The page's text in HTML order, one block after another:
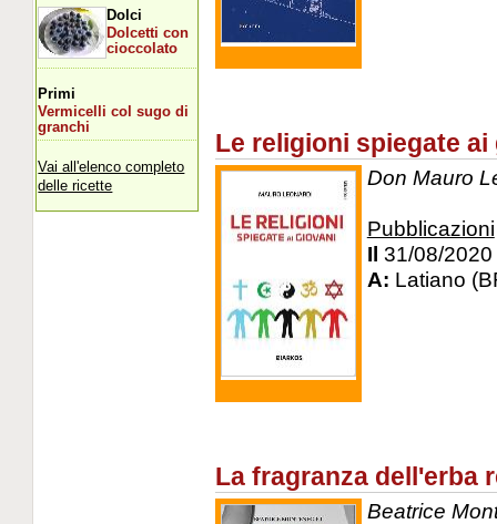
Le religioni spiegate ai
Don Mauro
Pubblicazioni
Il 31/08/2020
A: Latiano
La fragranza dell'erba
Beatrice
Dolci
Dolcetti con
cioccolato
Primi
Vermicelli col sugo di
granchi
Vai all'elenco completo
delle ricette